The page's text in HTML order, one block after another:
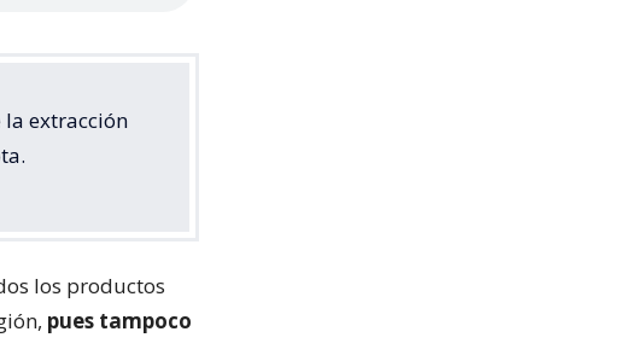
extracción
los productos
pues tampoco